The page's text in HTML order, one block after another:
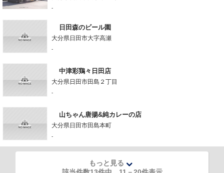
-
日田森のビール園
大分県日田市大字高瀬
-
中津彩鶏々日田店
大分県日田市田島２丁目
-
山ちゃん唐揚&純カレーの店
大分県日田市田島本町
-
もっと見る